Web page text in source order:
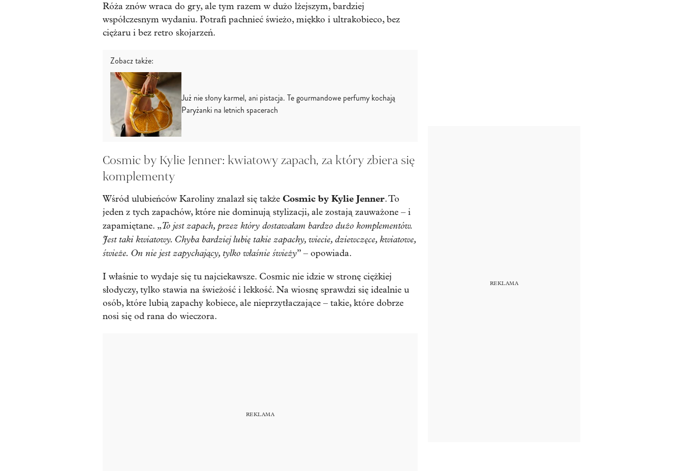
Róża znów wraca do gry, ale tym razem w dużo lżejszym, bardziej
współczesnym wydaniu. Potrafi pachnieć świeżo, miękko i ultrakobieco, bez
ciężaru i bez retro skojarzeń.
Zobacz także:
Już nie słony karmel, ani pistacja. Te gourmandowe perfumy kochają
Paryżanki na letnich spacerach
Cosmic by Kylie Jenner: kwiatowy zapach, za który zbiera się
komplementy
Wśród ulubieńców Karoliny znalazł się także Cosmic by Kylie Jenner. To
jeden z tych zapachów, które nie dominują stylizacji, ale zostają zauważone – i
zapamiętane. „To jest zapach, przez który dostawałam bardzo dużo komplementów.
Jest taki kwiatowy. Chyba bardziej lubię takie zapachy, wiecie, dziewczęce, kwiatowe,
świeże. On nie jest zapychający, tylko właśnie świeży” – opowiada.
I właśnie to wydaje się tu najciekawsze. Cosmic nie idzie w stronę ciężkiej
słodyczy, tylko stawia na świeżość i lekkość. Na wiosnę sprawdzi się idealnie u
osób, które lubią zapachy kobiece, ale nieprzytłaczające – takie, które dobrze
nosi się od rana do wieczora.